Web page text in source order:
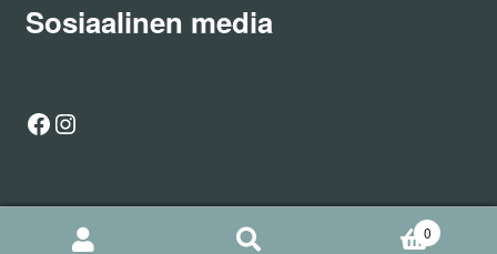
Sosiaalinen media
Facebook
Instagram
0